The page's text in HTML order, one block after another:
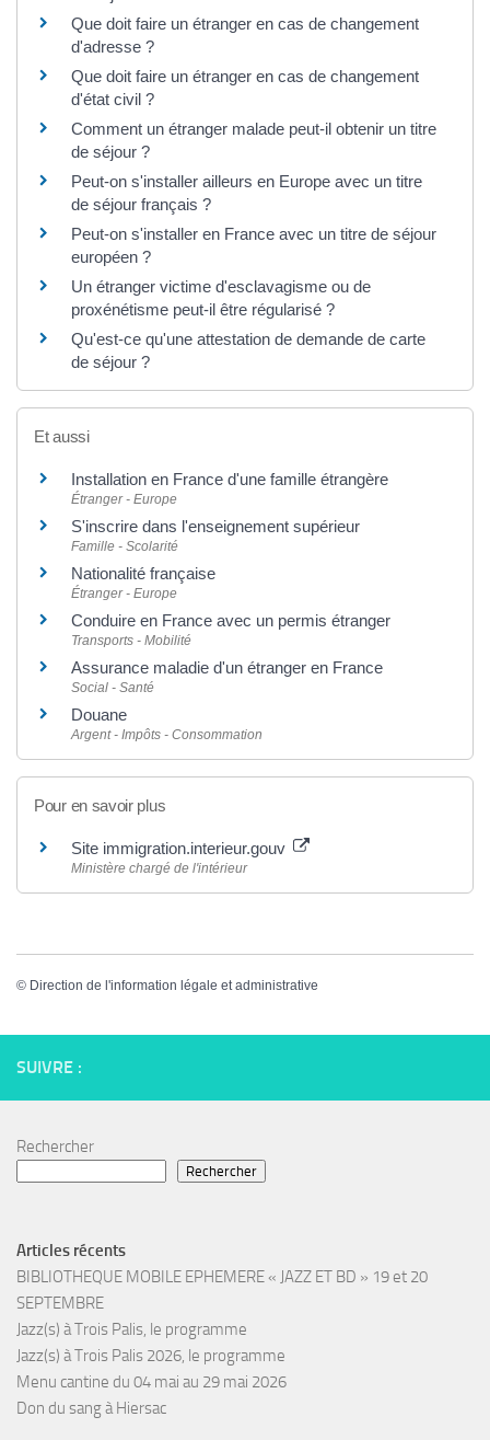
Que doit faire un étranger en cas de changement
d'adresse ?
Que doit faire un étranger en cas de changement
d'état civil ?
Comment un étranger malade peut-il obtenir un titre
de séjour ?
Peut-on s'installer ailleurs en Europe avec un titre
de séjour français ?
Peut-on s'installer en France avec un titre de séjour
européen ?
Un étranger victime d'esclavagisme ou de
proxénétisme peut-il être régularisé ?
Qu'est-ce qu'une attestation de demande de carte
de séjour ?
Et aussi
Installation en France d'une famille étrangère
Étranger - Europe
S'inscrire dans l'enseignement supérieur
Famille - Scolarité
Nationalité française
Étranger - Europe
Conduire en France avec un permis étranger
Transports - Mobilité
Assurance maladie d'un étranger en France
Social - Santé
Douane
Argent - Impôts - Consommation
Pour en savoir plus
Site immigration.interieur.gouv
Ministère chargé de l'intérieur
© Direction de l'information légale et administrative
SUIVRE :
Rechercher
Rechercher
Articles récents
BIBLIOTHEQUE MOBILE EPHEMERE « JAZZ ET BD » 19 et 20
SEPTEMBRE
Jazz(s) à Trois Palis, le programme
Jazz(s) à Trois Palis 2026, le programme
Menu cantine du 04 mai au 29 mai 2026
Don du sang à Hiersac